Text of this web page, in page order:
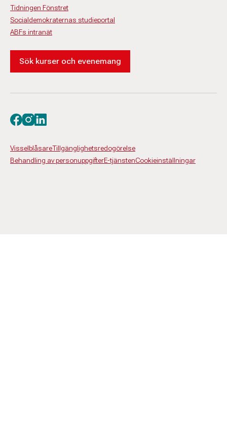
Tidningen Fönstret
Socialdemokraternas studieportal
ABFs intranät
Sök kurser och evenemang
VisselblåsareTillgänglighetsredogörelse
Behandling av personuppgifterE-tjänstenCookieinställningar
Besök oss på facebook
Besök oss på instagram
Besök oss på linkedin